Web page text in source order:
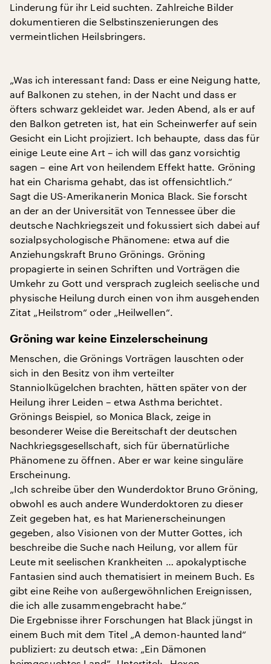
Linderung für ihr Leid suchten. Zahlreiche Bilder
dokumentieren die Selbstinszenierungen des
vermeintlichen Heilsbringers.
„Was ich interessant fand: Dass er eine Neigung hatte,
auf Balkonen zu stehen, in der Nacht und dass er
öfters schwarz gekleidet war. Jeden Abend, als er auf
den Balkon getreten ist, hat ein Scheinwerfer auf sein
Gesicht ein Licht projiziert. Ich behaupte, dass das für
einige Leute eine Art – ich will das ganz vorsichtig
sagen – eine Art von heilendem Effekt hatte. Gröning
hat ein Charisma gehabt, das ist offensichtlich.“
Sagt die US-Amerikanerin Monica Black. Sie forscht
an der an der Universität von Tennessee über die
deutsche Nachkriegszeit und fokussiert sich dabei auf
sozialpsychologische Phänomene: etwa auf die
Anziehungskraft Bruno Grönings. Gröning
propagierte in seinen Schriften und Vorträgen die
Umkehr zu Gott und versprach zugleich seelische und
physische Heilung durch einen von ihm ausgehenden
Zitat „Heilstrom“ oder „Heilwellen“.
Gröning war keine Einzelerscheinung
Menschen, die Grönings Vorträgen lauschten oder
sich in den Besitz von ihm verteilter
Stanniolkügelchen brachten, hätten später von der
Heilung ihrer Leiden – etwa Asthma berichtet.
Grönings Beispiel, so Monica Black, zeige in
besonderer Weise die Bereitschaft der deutschen
Nachkriegsgesellschaft, sich für übernatürliche
Phänomene zu öffnen. Aber er war keine singuläre
Erscheinung.
„Ich schreibe über den Wunderdoktor Bruno Gröning,
obwohl es auch andere Wunderdoktoren zu dieser
Zeit gegeben hat, es hat Marienerscheinungen
gegeben, also Visionen von der Mutter Gottes, ich
beschreibe die Suche nach Heilung, vor allem für
Leute mit seelischen Krankheiten … apokalyptische
Fantasien sind auch thematisiert in meinem Buch. Es
gibt eine Reihe von außergewöhnlichen Ereignissen,
die ich alle zusammengebracht habe.“
Die Ergebnisse ihrer Forschungen hat Black jüngst in
einem Buch mit dem Titel „A demon-haunted land“
publiziert: zu deutsch etwa: „Ein Dämonen